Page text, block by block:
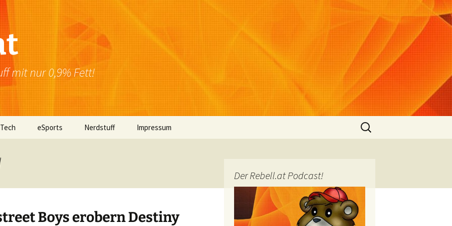
mit nur 0,9% Fett!
Browser
eSports Nerdstuff Impressum
Suchen
nach:
Boys erobern Destiny
Der Rebell.at Podcast!